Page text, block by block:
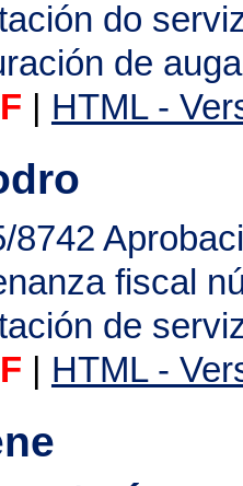
do
de
HTML -
8742
fiscal
de
HTML -